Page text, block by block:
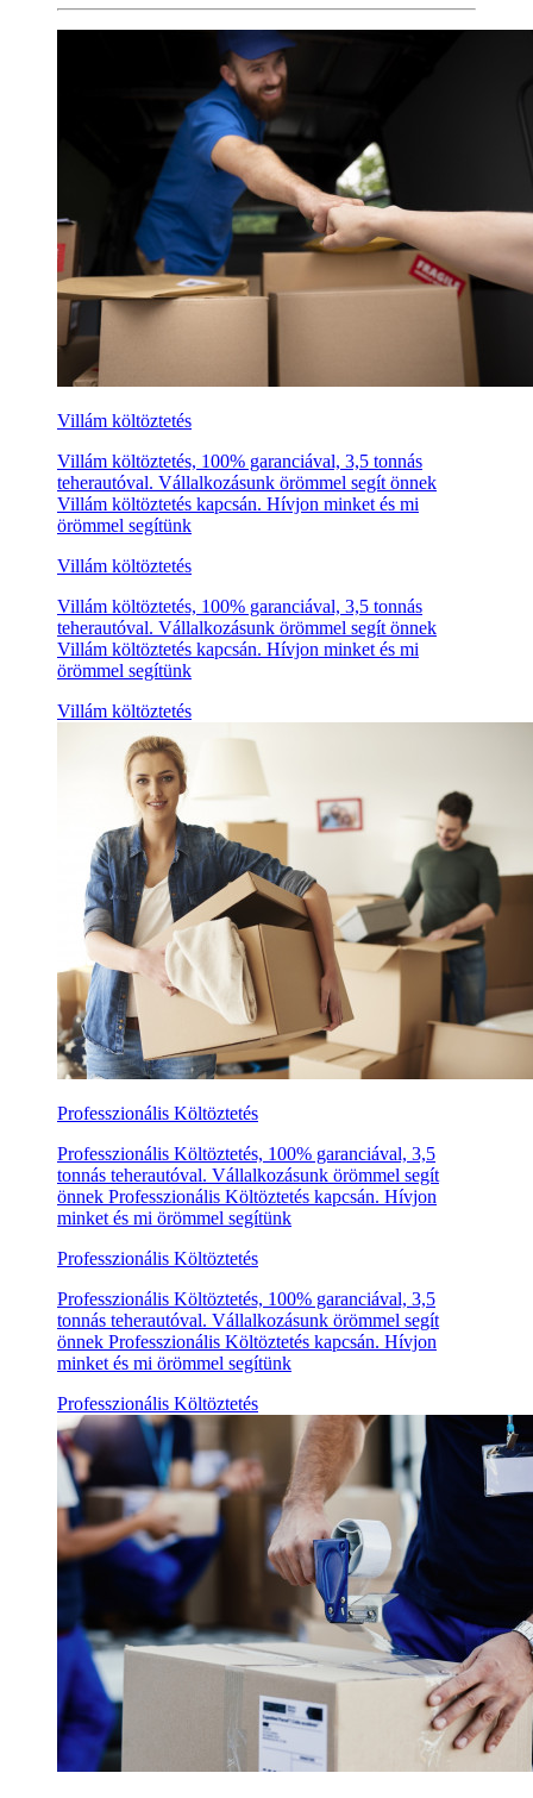
Villám költöztetés
Villám költöztetés, 100% garanciával, 3,5 tonnás
teherautóval. Vállalkozásunk örömmel segít önnek
Villám költöztetés kapcsán. Hívjon minket és mi
örömmel segítünk
Villám költöztetés
Villám költöztetés, 100% garanciával, 3,5 tonnás
teherautóval. Vállalkozásunk örömmel segít önnek
Villám költöztetés kapcsán. Hívjon minket és mi
örömmel segítünk
Villám költöztetés
Professzionális Költöztetés
Professzionális Költöztetés, 100% garanciával, 3,5
tonnás teherautóval. Vállalkozásunk örömmel segít
önnek Professzionális Költöztetés kapcsán. Hívjon
minket és mi örömmel segítünk
Professzionális Költöztetés
Professzionális Költöztetés, 100% garanciával, 3,5
tonnás teherautóval. Vállalkozásunk örömmel segít
önnek Professzionális Költöztetés kapcsán. Hívjon
minket és mi örömmel segítünk
Professzionális Költöztetés